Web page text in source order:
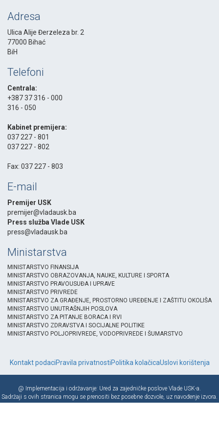
Adresa
Ulica Alije Đerzeleza br. 2
77000 Bihać
BiH
Telefoni
Centrala:
+387 37 316 - 000
316 - 050
Kabinet premijera:
037 227 - 801
037 227 - 802
Fax: 037 227 - 803
E-mail
Premijer USK
premijer@vladausk.ba
Press služba Vlade USK
press@vladausk.ba
Ministarstva
MINISTARSTVO FINANSIJA
MINISTARSTVO OBRAZOVANJA, NAUKE, KULTURE I SPORTA
MINISTARSTVO PRAVOUSUĐA I UPRAVE
MINISTARSTVO PRIVREDE
MINISTARSTVO ZA GRAĐENJE, PROSTORNO UREĐENJE I ZAŠTITU OKOLIŠA
MINISTARSTVO UNUTRAŠNJIH POSLOVA
MINISTARSTVO ZA PITANJE BORACA I RVI
MINISTARSTVO ZDRAVSTVA I SOCIJALNE POLITIKE
MINISTARSTVO POLJOPRIVREDE, VODOPRIVREDE I ŠUMARSTVO
Kontakt podaciPravila privatnostiPolitika kolačicaUslovi korištenja
@ Implementacija i održavanje: Ured za zajedničke poslove Vlade USK-a.
Sadržaji s ovih stranica mogu se prenositi bez posebne dozvole, uz navođenje izvora.